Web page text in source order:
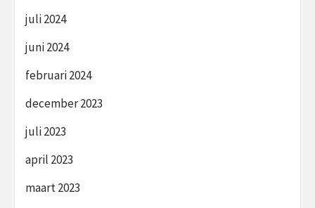
juli 2024
juni 2024
februari 2024
december 2023
juli 2023
april 2023
maart 2023